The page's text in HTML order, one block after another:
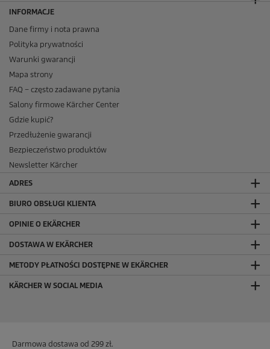
INFORMACJE
Dane firmy i nota prawna
Polityka prywatności
Warunki gwarancji
Mapa strony
FAQ – często zadawane pytania
Salony firmowe Kärcher Center
Gdzie kupić?
Przedłużenie gwarancji
Bezpieczeństwo produktów
Newsletter Kärcher
ADRES
BIURO OBSŁUGI KLIENTA
OPINIE O EKÄRCHER
DOSTAWA W EKÄRCHER
METODY PŁATNOŚCI DOSTĘPNE W EKÄRCHER
KÄRCHER W SOCIAL MEDIA
Darmowa dostawa od 299 zł.